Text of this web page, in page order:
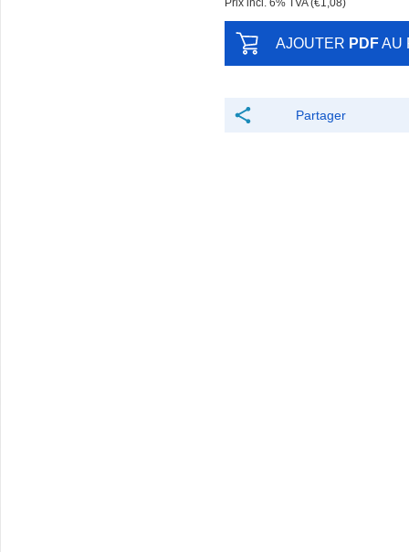
Prix ​​incl. 6% TVA (€1,08)
AJOUTER PDFAU
Partager